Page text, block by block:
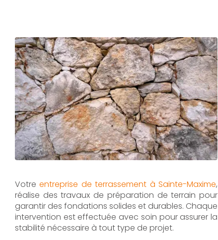
Votreentreprise de terrassement à Sainte-Maxime,
réalise des travaux de préparation de terrain pour
garantir des fondations solides et durables. Chaque
intervention est effectuée avec soin pour assurer la
stabilité nécessaire à tout type de projet.